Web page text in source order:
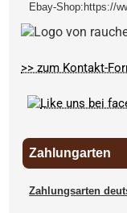
Ebay-Shop: https://
>> zum Kontakt-
Zahlungarten
Zahlungsarten